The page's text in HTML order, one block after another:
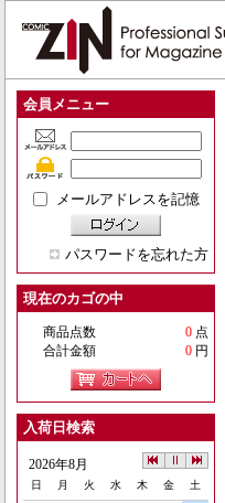
会員メニュー
メールアドレスを記憶
パスワードを忘れた方
現在のカゴの中
商品点数 0 点
合計金額
0 円
入荷日検索
2026年8月
日 月 火 水 木 金 土